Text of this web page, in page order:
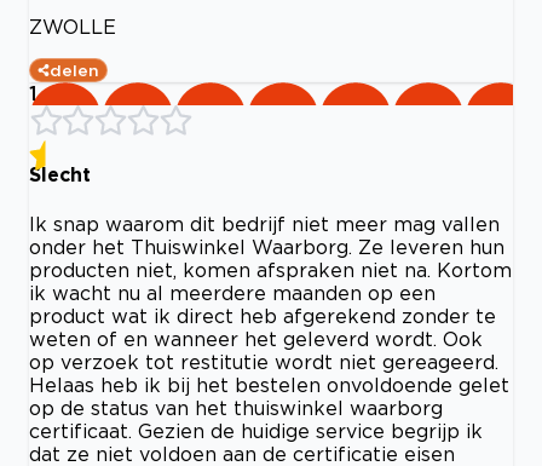
ZWOLLE
delen
1
Slecht
Ik snap waarom dit bedrijf niet meer mag vallen
onder het Thuiswinkel Waarborg. Ze leveren hun
producten niet, komen afspraken niet na. Kortom
ik wacht nu al meerdere maanden op een
product wat ik direct heb afgerekend zonder te
weten of en wanneer het geleverd wordt. Ook
op verzoek tot restitutie wordt niet gereageerd.
Helaas heb ik bij het bestelen onvoldoende gelet
op de status van het thuiswinkel waarborg
certificaat. Gezien de huidige service begrijp ik
dat ze niet voldoen aan de certificatie eisen